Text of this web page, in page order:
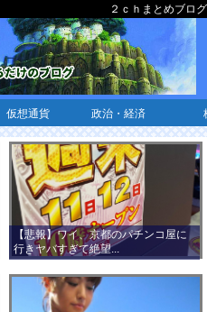
２ｃｈまとめブログ
仮想通貨 政治・経済
【悲報】ワイ、京都のパチンコ屋に
行きヤバすぎて絶望...